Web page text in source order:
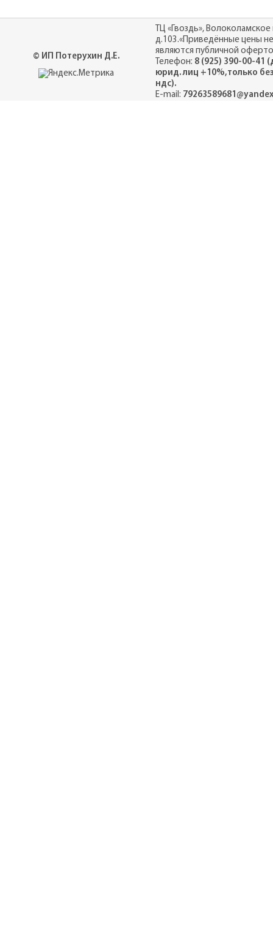
© ИП Потерухин Д.Е.
ТЦ «Гвоздь», Волоколамское
д.103.«Приведённые цены не
являются публичной
Телефон: 8 (925) 390-00-41
юрид. лиц +10%,только
ндс).
E-mail: